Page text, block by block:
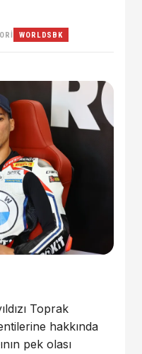
WORLDSBK
Toprak
hakkında
pek olası